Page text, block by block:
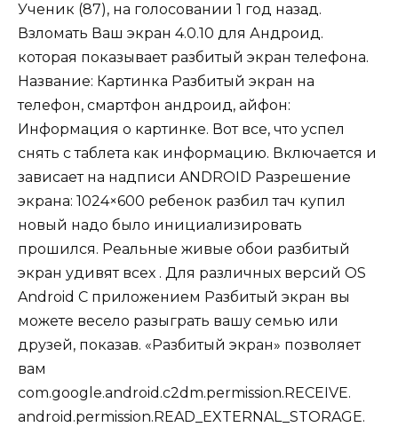
Ученик (87), на голосовании 1 год назад.
Взломать Ваш экран 4.0.10 для Андроид.
которая показывает разбитый экран телефона.
Название: Картинка Разбитый экран на
телефон, смартфон андроид, айфон:
Информация о картинке. Вот все, что успел
снять с таблета как информацию. Включается и
зависает на надписи ANDROID Разрешение
экрана: 1024×600 ребенок разбил тач купил
новый надо было инициализировать
прошился. Реальные живые обои разбитый
экран удивят всех . Для различных версий OS
Android С приложением Разбитый экран вы
можете весело разыграть вашу семью или
друзей, показав. «Разбитый экран» позволяет
вам
com.google.android.c2dm.permission.RECEIVE.
android.permission.READ_EXTERNAL_STORAGE.